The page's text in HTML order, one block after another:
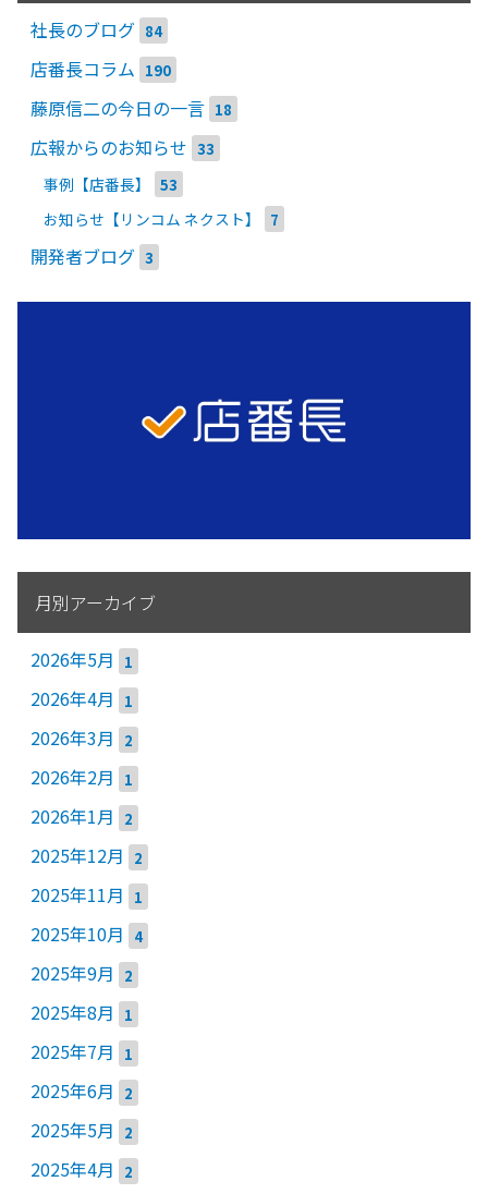
社長のブログ 84
店番長コラム 190
藤原信二の今日の一言 18
広報からのお知らせ 33
事例【店番長】 53
お知らせ【リンコム ネクスト】 7
開発者ブログ 3
月別アーカイブ
2026年5月 1
2026年4月 1
2026年3月 2
2026年2月 1
2026年1月 2
2025年12月 2
2025年11月 1
2025年10月 4
2025年9月 2
2025年8月 1
2025年7月 1
2025年6月 2
2025年5月 2
2025年4月 2